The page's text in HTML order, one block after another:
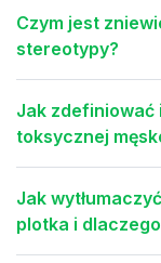
Czym jest
stereotypy?
Jak zdefiniować
toksycznej
Jak
plotka i